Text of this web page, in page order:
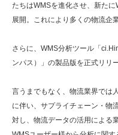
たちはWMSを進化させ、新た
展開。これにより多くの物流企
さらに、WMS分析ツール「
ンパス）」の製品版を正式リリー
言うまでもなく、物流業界では
に伴い、サプライチェーン・物
対し、物流データの活用による